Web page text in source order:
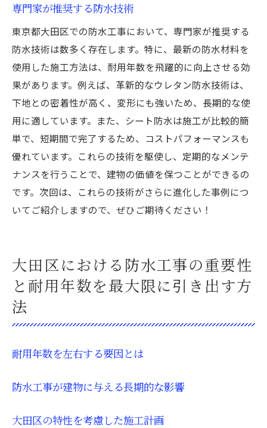
専門家が推奨する防水技術
東京都大田区での防水工事において、専門家が推奨する
防水技術は数多く存在します。特に、最新の防水材料を
使用した施工方法は、耐用年数を飛躍的に向上させる効
果があります。例えば、革新的なウレタン防水技術は、
下地との密着性が高く、変形にも強いため、長期的な使
用に適しています。また、シート防水は施工が比較的簡
単で、短期間で完了するため、コストパフォーマンスも
優れています。これらの技術を駆使し、定期的なメンテ
ナンスを行うことで、建物の価値を保つことができるの
です。次回は、これらの技術がさらに進化した事例につ
いてご紹介しますので、ぜひご期待ください！
大田区における防水工事の重要性
と耐用年数を最大限に引き出す方
法
耐用年数を左右する要因とは
防水工事が建物に与える長期的な影響
大田区の特性を考慮した施工計画